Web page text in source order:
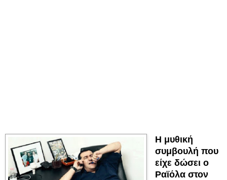
Η μυθική
συμβουλή που
είχε δώσει ο
Ραϊόλα στον